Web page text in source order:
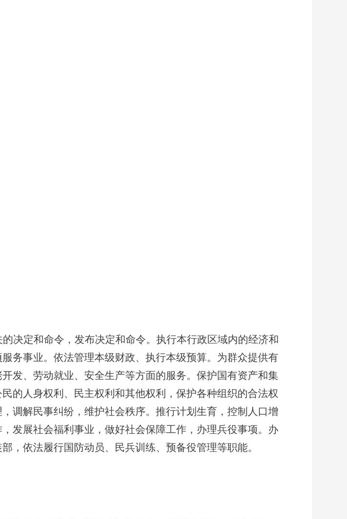
决定和命令，发布决定和命令。执行本行政区域内的经济和
务事业。依法管理本级财政、执行本级预算。为群众提供有
发、劳动就业、安全生产等方面的服务。保护国有资产和集
的人身权利、民主权利和其他权利，保护各种组织的合法权
调解民事纠纷，维护社会秩序。推行计划生育，控制人口增
发展社会福利事业，做好社会保障工作，办理兵役事项。办
，依法履行国防动员、民兵训练、预备役管理等职能。